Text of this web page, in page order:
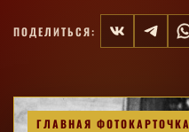
ПОДЕЛИТЬСЯ:
ГЛАВНАЯ ФОТОКАРТОЧКА